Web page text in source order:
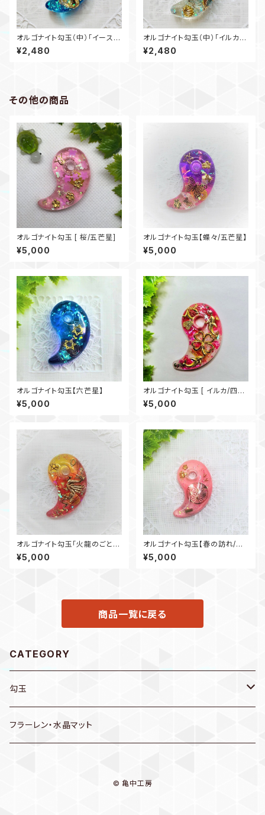
オルゴナイト勾玉（中）「イースタ
ーバニー」
¥2,480
オルゴナイト勾玉（中）「イルカの
デート」
¥2,480
その他の商品
オルゴナイト勾玉 [ 桜/五芒星]
¥5,000
オルゴナイト勾玉【蝶々/五芒星】
¥5,000
オルゴナイト勾玉【六芒星】
¥5,000
オルゴナイト勾玉 [ イルカ/四つ
葉のクローバー]
¥5,000
オルゴナイト勾玉「火龍のごと
く」
¥5,000
オルゴナイト勾玉【春の訪れ/さく
ら/麻の葉】
¥5,000
商品一覧に戻る
CATEGORY
勾玉
ネックレス
フラーレン・水晶マット
© 亀中工房